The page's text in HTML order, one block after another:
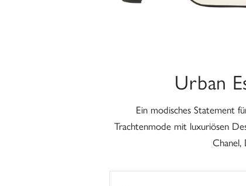
Urban
Ein modisches Statement
Trachtenmode mit luxuriösen
Chanel,